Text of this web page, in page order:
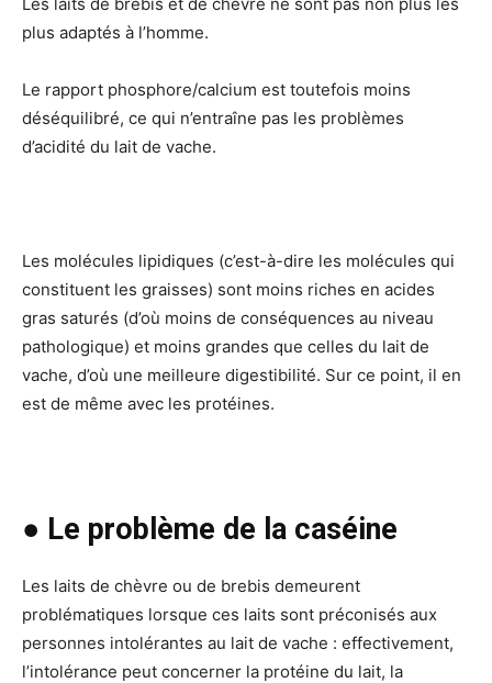
plus adaptés à l’homme.
Le rapport phosphore/calcium est toutefois moins
déséquilibré, ce qui n’entraîne pas les problèmes
d’acidité du lait de vache.
Les molécules lipidiques (c’est-à-dire les molécules qui
constituent les graisses) sont moins riches en acides
gras saturés (d’où moins de conséquences au niveau
pathologique) et moins grandes que celles du lait de
vache, d’où une meilleure digestibilité. Sur ce point, il en
est de même avec les protéines.
● Le problème de la caséine
Les laits de chèvre ou de brebis demeurent
problématiques lorsque ces laits sont préconisés aux
personnes intolérantes au lait de vache : effectivement,
l’intolérance peut concerner la protéine du lait, la